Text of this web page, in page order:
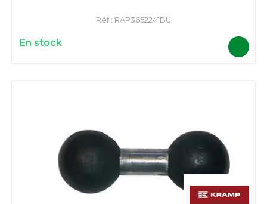
Réf : RAP3652241BU
En stock